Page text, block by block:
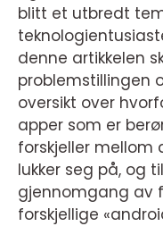
blitt et utbredt
denne artikkelen
problemstillingen
oversikt over
apper som er
forskjeller mellom
lukker seg på, og
gjennomgang av
forskjellige